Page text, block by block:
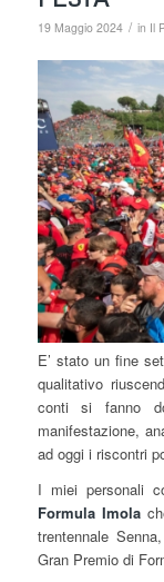
19 Maggio 2024 / in Il
E’ stato un fine
qualitativo
conti si fanno
manifestazione,
ad oggi i riscontri
I miei personali
Formula Imola
trentennale
Gran Premio di